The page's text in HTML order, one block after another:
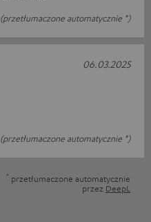
(przetłumaczone automatycznie *)
(przetłumaczone automatycznie *)
06.03.2025
* przetłumaczone automatycznie
przez DeepL